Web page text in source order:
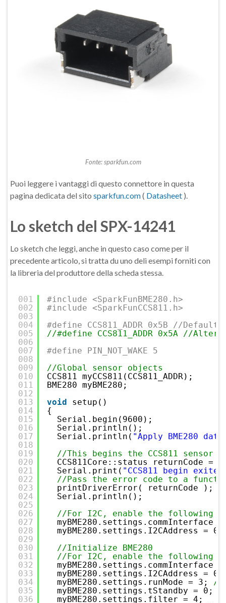
Fonte: sparkfun.com
Puoi leggere i vantaggi di questo connettore in questa
pagina dedicata del sito sparkfun.com( Datasheet ).
Lo sketch del SPX-14241
Lo sketch che leggi, anche in questo caso come per il
precedente articolo, si tratta du uno deli esempi forniti con
la libreria del produttore della scheda stessa.
001
002
003
004
005
006
007
008
009
010
011
012
013
014
015
016
017
018
019
020
021
022
023
024
025
026
027
028
029
030
031
032
033
034
035
036
#include <SparkFunBME280.h>
#include <SparkFunCCS811.h>
#define CCS811_ADDR 0x5B //Default
//#define CCS811_ADDR 0x5A //
#define PIN_NOT_WAKE 5
//Global sensor objects
CCS811 myCCS811(CCS811_ADDR);
BME280 myBME280;
void
setup()
{
Serial.begin(9600);
Serial.println();
Serial.println( "Apply BME280
//This begins the CCS811
CCS811Core::status returnCode =
Serial.print( "CCS811 begin
//Pass the error code to a
printDriverError( returnCode );
Serial.println();
//For I2C, enable the following
myBME280.settings.commInterface =
myBME280.settings.I2CAddress =
//Initialize BME280
//For I2C, enable the following
myBME280.settings.commInterface =
myBME280.settings.I2CAddress =
myBME280.settings.runMode = 3; //
myBME280.settings.tStandby = 0;
myBME280.settings.filter = 4;